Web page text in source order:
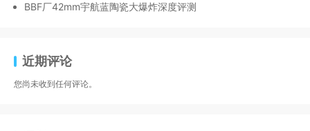
BBF厂42mm宇航蓝陶瓷大爆炸深度评测
近期评论
您尚未收到任何评论。